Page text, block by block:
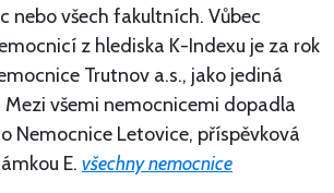
nebo všech fakultních. Vůbec
z hlediska K-Indexu je za rok
Trutnov a.s., jako jediná
všemi nemocnicemi dopadla
Nemocnice Letovice, příspěvková
E. všechny nemocnice